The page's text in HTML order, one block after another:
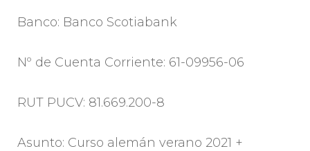
Banco: Banco Scotiabank
Nº de Cuenta Corriente: 61-09956-06
RUT PUCV: 81.669.200-8
Asunto: Curso alemán verano 2021 +